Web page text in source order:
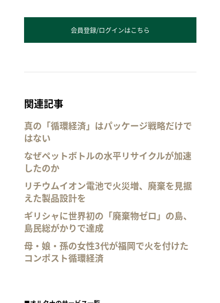
会員登録/ログインはこちら
関連記事
真の「循環経済」はパッケージ戦略だけで
はない
なぜペットボトルの水平リサイクルが加速
したのか
リチウムイオン電池で火災増、廃棄を見据
えた製品設計を
ギリシャに世界初の「廃棄物ゼロ」の島、
島民総がかりで達成
母・娘・孫の女性3代が福岡で火を付けた
コンポスト循環経済